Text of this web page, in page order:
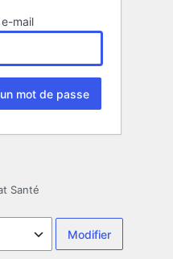
mail
Santé